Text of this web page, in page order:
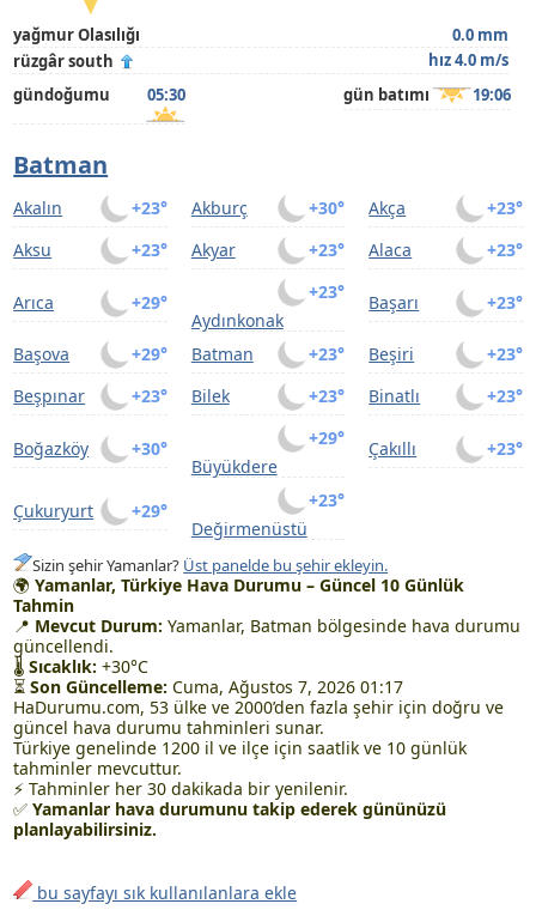
yağmur Olasılığı
0.0 mm
rüzgâr south
hız 4.0 m/s
gündoğumu
05:30 gün batımı 19:06
Batman
+23°
Akalın +30°
Akburç +23°
Akça
+23°
Aksu +23°
Akyar +23°
Alaca
+29°
Arıca
+23°
Aydınkonak
+23°
Başarı
+29°
Başova +23°
Batman +23°
Beşiri
+23°
Beşpınar +23°
Bilek +23°
Binatlı
+30°
Boğazköy
+29°
Büyükdere
+23°
Çakıllı
+29°
Çukuryurt
+23°
Değirmenüstü
Sizin şehir Yamanlar? Üst panelde bu şehir ekleyin.
🌍Yamanlar, Türkiye Hava Durumu – Güncel 10 Günlük
Tahmin
📍 Mevcut Durum: Yamanlar, Batman bölgesinde hava durumu
güncellendi.
🌡Sıcaklık: +30°C
⏳Son Güncelleme: Cuma, Ağustos 7, 2026 01:17
HaDurumu.com, 53 ülke ve 2000’den fazla şehir için doğru ve
güncel hava durumu tahminleri sunar.
Türkiye genelinde 1200 il ve ilçe için saatlik ve 10 günlük
tahminler mevcuttur.
⚡ Tahminler her 30 dakikada bir yenilenir.
✅Yamanlar hava durumunu takip ederek gününüzü
planlayabilirsiniz.
bu sayfayı sık kullanılanlara ekle